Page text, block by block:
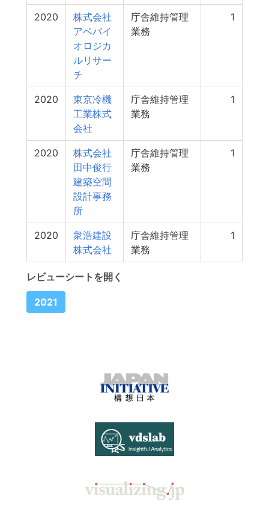
2020
株式会社
アベバイ
オロジカ
ルリサー
チ
庁舎維持管理
業務
1
2020
東京冷機
工業株式
会社
庁舎維持管理
業務
1
2020
株式会社
田中俊行
建築空間
設計事務
所
庁舎維持管理
業務
1
2020
衆浩建設
株式会社
庁舎維持管理
業務
1
レビューシートを開く
2021